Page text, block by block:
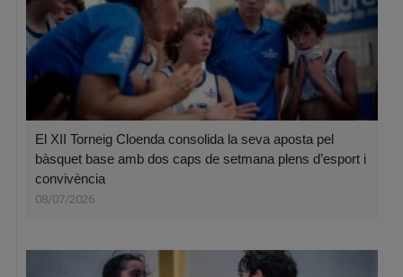
El XII Torneig Cloenda consolida la seva aposta pel
bàsquet base amb dos caps de setmana plens d’esport i
convivència
08/07/2026